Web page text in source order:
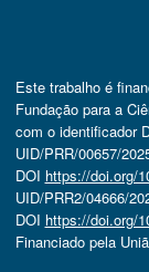
Este trabalho é
Fundação para a
com o identificador
UID/PRR/00657/
DOI https://doi.org/
UID/PRR2/04666/
DOI https://doi.org/
Financiado pela